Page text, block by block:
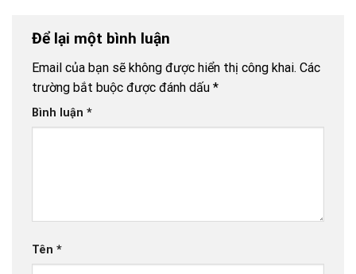
Để lại một bình luận
Email của bạn sẽ không được hiển thị công khai. Các
trường bắt buộc được đánh dấu *
Bình luận *
Tên *